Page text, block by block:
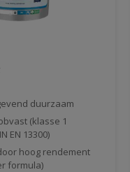
duurzaam
(klasse 1
EN 13300)
hoog rendement
formula)